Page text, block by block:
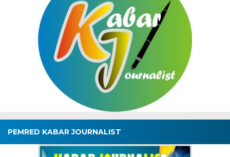
PEMRED KABAR JOURNALIST